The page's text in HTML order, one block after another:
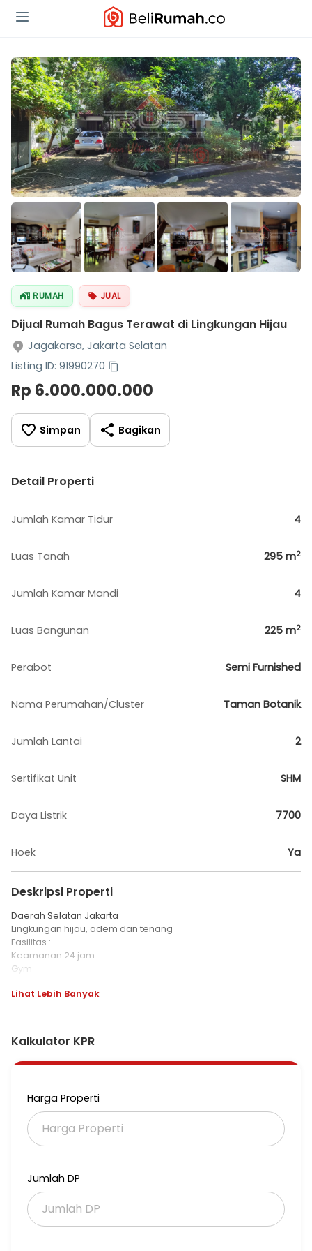
RUMAH JUAL
Dijual Rumah Bagus Terawat di Lingkungan Hijau
Jagakarsa, Jakarta Selatan
Listing ID: 91990270
Rp 6.000.000.000
Simpan Bagikan
Detail Properti
Jumlah Kamar Tidur 4
Luas Tanah 295 m2
Jumlah Kamar Mandi 4
Luas Bangunan 225 m2
Perabot Semi Furnished
Nama Perumahan/Cluster Taman Botanik
Jumlah Lantai 2
Sertifikat Unit SHM
Daya Listrik 7700
Hoek Ya
Deskripsi Properti
Daerah Selatan Jakarta
Lingkungan hijau, adem dan tenang
Fasilitas :
Keamanan 24 jam
Gym
Kolam renang
Lihat Lebih Banyak
Kalkulator KPR
Harga Properti
Jumlah DP